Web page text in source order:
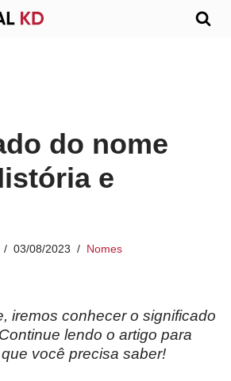
do nome
e
03/08/2023 Nomes
iremos conhecer o significado
lendo o artigo para
você precisa saber!